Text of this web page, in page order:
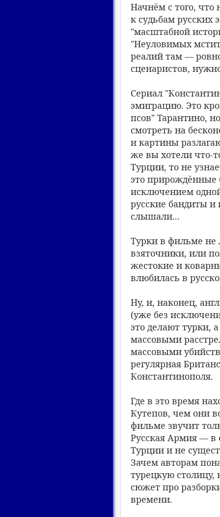
Начнём с того, что
к судьбам русских
"масштабной
"Неуловимых
реалий там —
сценаристов,
Сериал
эмиграцию. Это
псов" Тарантино,
смотреть на
и картины
же вы хотели что-
Турции, то не
это прирождённые
исключением
русские бандиты и
слышали...
Турки в фильме
взяточники, или
жестокие и
влюбилась в
Ну, и, наконец,
(уже без
это делают турки,
массовыми
массовыми
регулярная
Константинополя.
Где в это время
Кутепов, чем они
фильме звучит
Русская Армия — в
Турции и не
Зачем авторам
турецкую
сюжет про
времени.